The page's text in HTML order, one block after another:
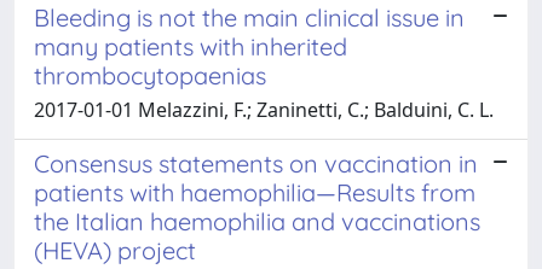
Bleeding is not the main clinical issue in
many patients with inherited
thrombocytopaenias
2017-01-01 Melazzini, F.; Zaninetti, C.; Balduini, C. L.
Consensus statements on vaccination in
patients with haemophilia—Results from
the Italian haemophilia and vaccinations
(HEVA) project